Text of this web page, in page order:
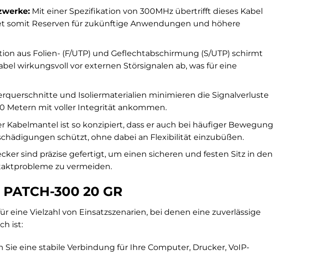
Mit einer Spezifikation von 300MHz übertrifft dieses Kabel
somit Reserven für zukünftige Anwendungen und höhere
aus Folien- (F/UTP) und Geflechtabschirmung (S/UTP) schirmt
wirkungsvoll vor externen Störsignalen ab, was für eine
und Isoliermaterialien minimieren die Signalverluste
Metern mit voller Integrität ankommen.
Kabelmantel ist so konzipiert, dass er auch bei häufiger Bewegung
schützt, ohne dabei an Flexibilität einzubüßen.
sind präzise gefertigt, um einen sicheren und festen Sitz in den
zu vermeiden.
300 20 GR
eine Vielzahl von Einsatzszenarien, bei denen eine zuverlässige
ist:
Sie eine stabile Verbindung für Ihre Computer, Drucker, VoIP-